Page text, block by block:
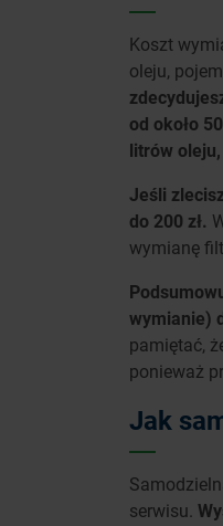
Koszt
oleju,
od około
litrów
Jeśli
do 200 zł.
wymianę
wymianie)
pamiętać,
ponieważ
Jak
serwisu.